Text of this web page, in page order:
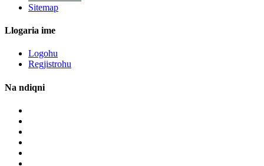
Sitemap
Llogaria ime
Logohu
Regjistrohu
Na ndiqni